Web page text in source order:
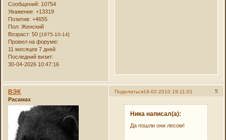
Сообщений: 10754
Уважение: +13319
Позитив: +4655
Пол: Женский
Возраст: 50[1975-10-14]
Провел на форуме:
11 месяцев 7 дней
Последний визит:
30-04-2026 10:47:16
Поделиться 5
18-02-2010 19:11:01
ВЭК
Расамах
Ника написал(а):
Да пошли они лесом!